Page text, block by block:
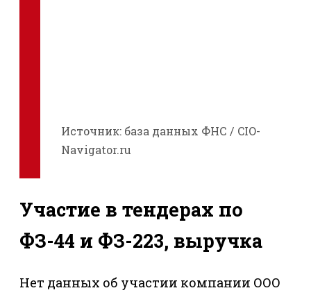
Источник: база данных ФНС / CIO-
Navigator.ru
Участие в тендерах по
ФЗ-44 и ФЗ-223, выручка
Нет данных об участии компании ООО